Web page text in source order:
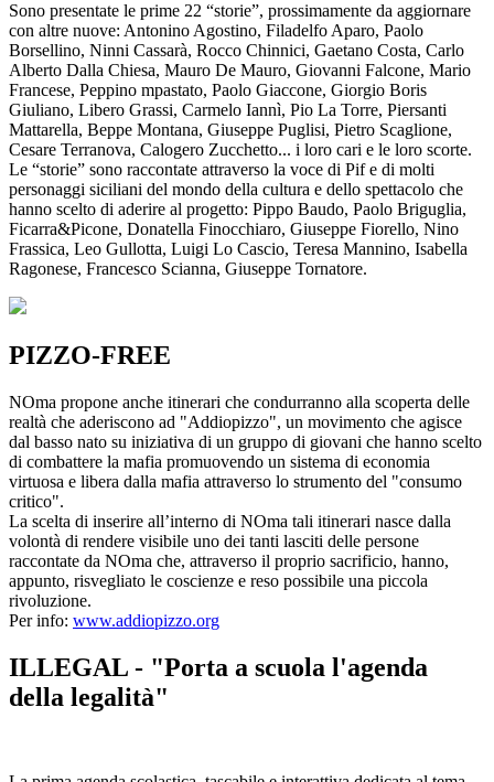
Sono presentate le prime 22 “storie”, prossimamente da aggiornare
con altre nuove: Antonino Agostino, Filadelfo Aparo, Paolo
Borsellino, Ninni Cassarà, Rocco Chinnici, Gaetano Costa, Carlo
Alberto Dalla Chiesa, Mauro De Mauro, Giovanni Falcone, Mario
Francese, Peppino mpastato, Paolo Giaccone, Giorgio Boris
Giuliano, Libero Grassi, Carmelo Iannì, Pio La Torre, Piersanti
Mattarella, Beppe Montana, Giuseppe Puglisi, Pietro Scaglione,
Cesare Terranova, Calogero Zucchetto... i loro cari e le loro scorte.
Le “storie” sono raccontate attraverso la voce di Pif e di molti
personaggi siciliani del mondo della cultura e dello spettacolo che
hanno scelto di aderire al progetto: Pippo Baudo, Paolo Briguglia,
Ficarra&Picone, Donatella Finocchiaro, Giuseppe Fiorello, Nino
Frassica, Leo Gullotta, Luigi Lo Cascio, Teresa Mannino, Isabella
Ragonese, Francesco Scianna, Giuseppe Tornatore.
PIZZO-FREE
NOma propone anche itinerari che condurranno alla scoperta delle
realtà che aderiscono ad "Addiopizzo", un movimento che agisce
dal basso nato su iniziativa di un gruppo di giovani che hanno scelto
di combattere la mafia promuovendo un sistema di economia
virtuosa e libera dalla mafia attraverso lo strumento del "consumo
critico".
La scelta di inserire all’interno di NOma tali itinerari nasce dalla
volontà di rendere visibile uno dei tanti lasciti delle persone
raccontate da NOma che, attraverso il proprio sacrificio, hanno,
appunto, risvegliato le coscienze e reso possibile una piccola
rivoluzione.
Per info: www.addiopizzo.org
ILLEGAL - "Porta a scuola l'agenda
della legalità"